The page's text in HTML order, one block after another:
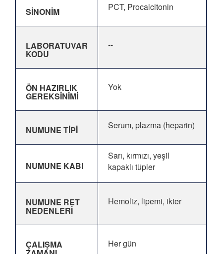
SİNONİM PCT, Procalcitonin
LABORATUVAR
KODU
--
ÖN HAZIRLIK
GEREKSİNİMİ
Yok
NUMUNE TİPİ Serum, plazma (heparin)
NUMUNE KABI
Sarı, kırmızı, yeşil
kapaklı tüpler
NUMUNE RET
NEDENLERİ
Hemoliz, lipemi, ikter
ÇALIŞMA Her gün